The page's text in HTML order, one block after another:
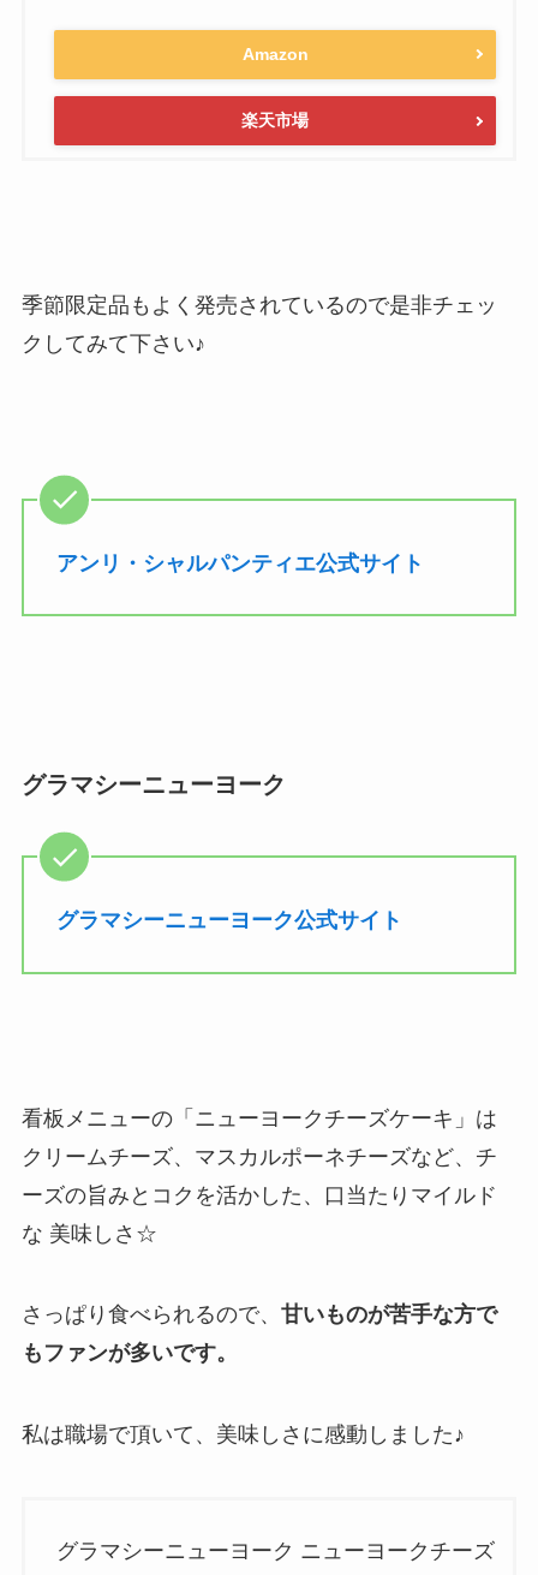
Amazon
楽天市場
季節限定品もよく発売されているので是非チェッ
クしてみて下さい♪
アンリ・シャルパンティエ公式サイト
グラマシーニューヨーク
グラマシーニューヨーク公式サイト
看板メニューの「ニューヨークチーズケーキ」は
クリームチーズ、マスカルポーネチーズなど、チ
ーズの旨みとコクを活かした、口当たりマイルド
な 美味しさ☆
さっぱり食べられるので、 甘いものが苦手な方で
もファンが多いです。
私は職場で頂いて、美味しさに感動しました♪
グラマシーニューヨーク ニューヨークチーズ